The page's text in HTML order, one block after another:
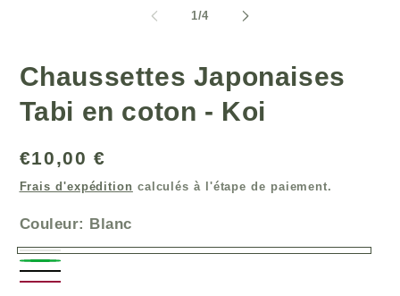
fenêtre
modale
1/de
4
Chaussettes Japonaises
Tabi en coton - Koi
Prix
habituel
€10,00 €
Frais d'expédition calculés à l'étape de paiement.
Couleur: Blanc
Blanc
Vert
Noir